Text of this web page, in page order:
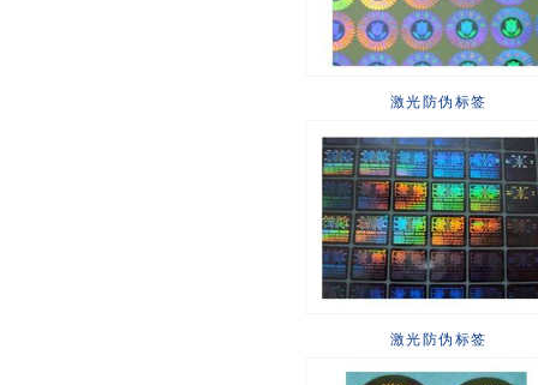
激光防伪标签
激光防伪标签